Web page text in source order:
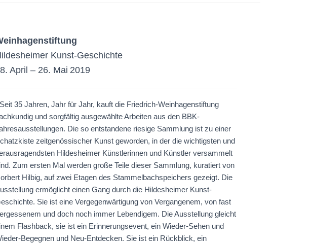
Kunst-Geschichte
April – 26. Mai 2019
35 Jahren, Jahr für Jahr, kauft die Friedrich-Weinhagenstiftung
und sorgfältig ausgewählte Arbeiten aus den BBK-
Die so entstandene riesige Sammlung ist zu einer
zeitgenössischer Kunst geworden, in der die wichtigsten und
Hildesheimer Künstlerinnen und Künstler versammelt
Zum ersten Mal werden große Teile dieser Sammlung, kuratiert von
Hilbig, auf zwei Etagen des Stammelbachspeichers gezeigt. Die
ermöglicht einen Gang durch die Hildesheimer Kunst-
Sie ist eine Vergegenwärtigung von Vergangenem, von fast
und doch noch immer Lebendigem. Die Ausstellung gleicht
Flashback, sie ist ein Erinnerungsevent, ein Wieder-Sehen und
Begegnen und Neu-Entdecken. Sie ist ein Rückblick, ein